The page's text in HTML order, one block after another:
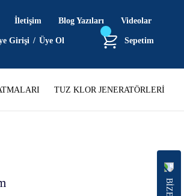
İletişim Blog Yazıları Videolar
Girişi / Üye Ol Sepetim
TUZ KLOR JENERATÖRLERİ